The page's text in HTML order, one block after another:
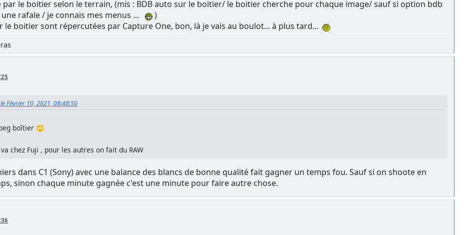
par le boitier selon le terrain, (mis : BDB auto sur le boitier/ le boitier cherche pour chaque image/ sauf si option bdb
rafale / je connais mes menus ...
)
le boitier sont répercutées par Capture One, bon, là je vais au boulot... à plus tard...
Février 10, 2021, 08:48:50
boîtier 🙄
chez Fuji , pour les autres on fait du RAW
dans C1 (Sony) avec une balance des blancs de bonne qualité fait gagner un temps fou. Sauf si on shoote en
sinon chaque minute gagnée c'est une minute pour faire autre chose.